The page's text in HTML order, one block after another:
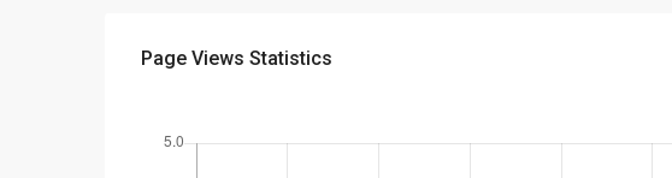
Page Views Statistics